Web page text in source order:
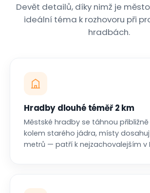
Devět detailů, díky nimž je
ideální téma k rozhovoru při
hradbách.
Hradby dlouhé téměř 2 km
Městské hradby se táhnou přibližně
kolem starého jádra, místy
metrů — patří k nejzachovalejším v